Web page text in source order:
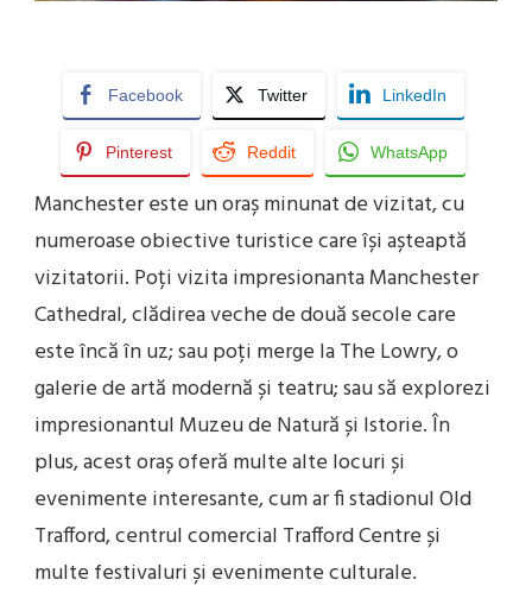
Facebook Twitter LinkedIn
Pinterest Reddit WhatsApp
Manchester este un oraș minunat de vizitat, cu
numeroase obiective turistice care își așteaptă
vizitatorii. Poți vizita impresionanta Manchester
Cathedral, clădirea veche de două secole care
este încă în uz; sau poți merge la The Lowry, o
galerie de artă modernă și teatru; sau să explorezi
impresionantul Muzeu de Natură și Istorie. În
plus, acest oraș oferă multe alte locuri și
evenimente interesante, cum ar fi stadionul Old
Trafford, centrul comercial Trafford Centre și
multe festivaluri și evenimente culturale.